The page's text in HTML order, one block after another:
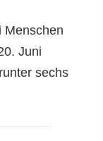
Menschen
Juni
sechs